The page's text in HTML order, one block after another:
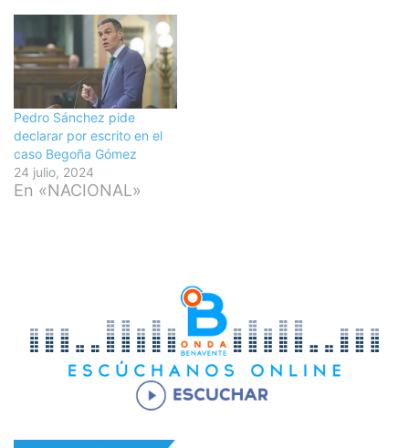
Pedro Sánchez pide
declarar por escrito en el
caso Begoña Gómez
24 julio, 2024
En «NACIONAL»